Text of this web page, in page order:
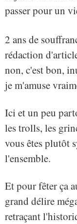
passer pour un
2 ans de
rédaction
non, c'est bon,
je m'amuse
Ici et un peu
les trolls, les
vous êtes plutôt
l'ensemble.
Et pour fêter ça
grand délire
retraçant